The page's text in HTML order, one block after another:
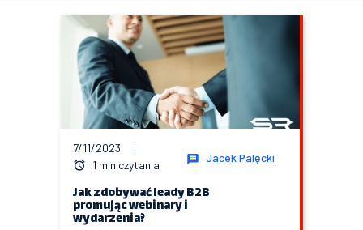
Jacek Palęcki
7/11/2023
|
1 min czytania
Jak zdobywać leady B2B
promując webinary i
wydarzenia?